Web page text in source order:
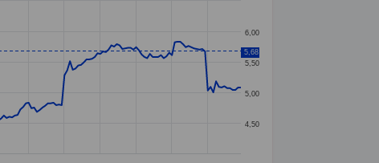
4,50
5,00
5,50
6,00
5,68